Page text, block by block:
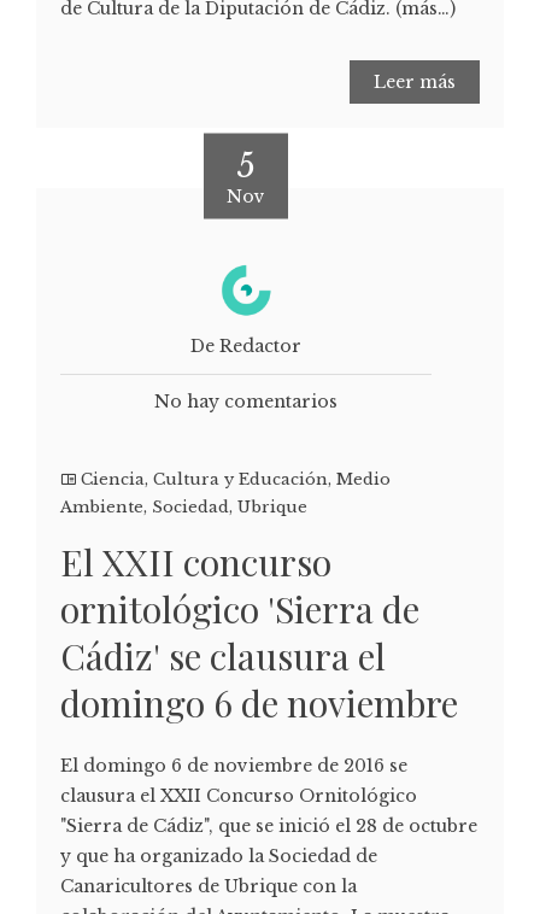
de Cultura de la Diputación de Cádiz. (más…)
Leer más
5
Nov
De Redactor
No hay comentarios
Ciencia, Cultura y Educación, Medio
Ambiente, Sociedad, Ubrique
El XXII concurso
ornitológico 'Sierra de
Cádiz' se clausura el
domingo 6 de noviembre
El domingo 6 de noviembre de 2016 se
clausura el XXII Concurso Ornitológico
"Sierra de Cádiz", que se inició el 28 de octubre
y que ha organizado la Sociedad de
Canaricultores de Ubrique con la